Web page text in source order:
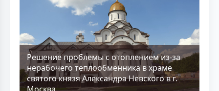
Решение проблемы с отоплением из-за
нерабочего теплообменника в храме
святого князя Александра Невского в г.